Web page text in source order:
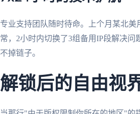
专业支持团队随时待命。上个月某北
常，2小时内切换了3组备用IP段解决
不掉链子。
解锁后的自由视